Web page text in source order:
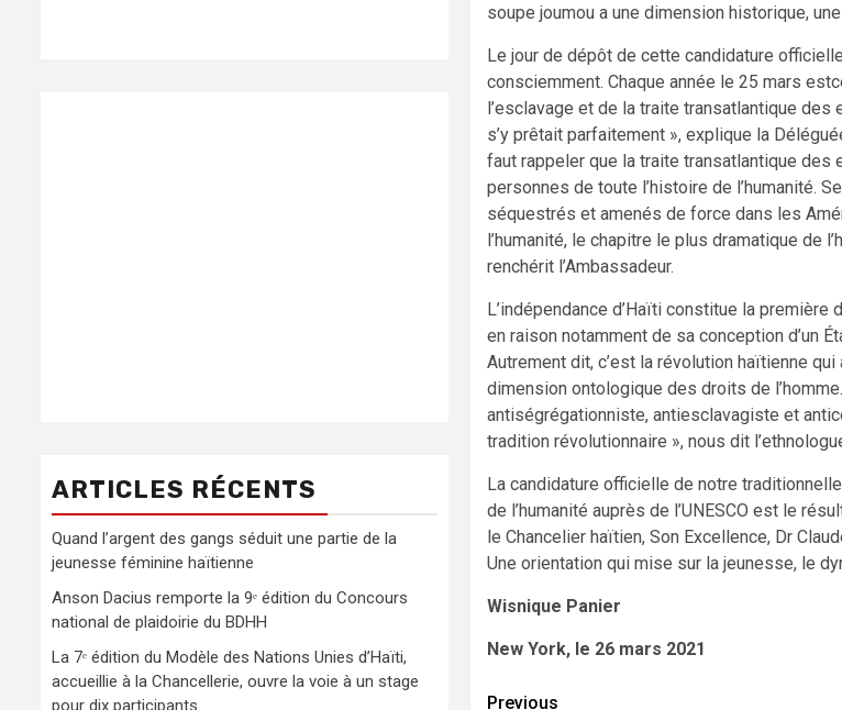
soupe joumou a une dimension historique,
Le jour de dépôt de cette candidature
consciemment. Chaque année le 25 mars
l’esclavage et de la traite transatlantique des
s’y prêtait parfaitement », explique la
faut rappeler que la traite transatlantique
personnes de toute l’histoire de l’humanité.
séquestrés et amenés de force dans les
l’humanité, le chapitre le plus dramatique de
renchérit l’Ambassadeur.
L’indépendance d’Haïti constitue la
en raison notamment de sa conception d’un
Autrement dit, c’est la révolution haïtienne
dimension ontologique des droits de
antiségrégationniste, antiesclavagiste et
tradition révolutionnaire », nous dit
La candidature officielle de notre
de l’humanité auprès de l’UNESCO est le
le Chancelier haïtien, Son Excellence, Dr
Une orientation qui mise sur la jeunesse, le
Wisnique Panier
New York, le 26 mars 2021
Previous
ARTICLES RÉCENTS
Quand l’argent des gangs séduit une partie de la
jeunesse féminine haïtienne
Anson Dacius remporte la 9ᵉ édition du Concours
national de plaidoirie du BDHH
La 7ᵉ édition du Modèle des Nations Unies d’Haïti,
accueillie à la Chancellerie, ouvre la voie à un stage
pour dix participants